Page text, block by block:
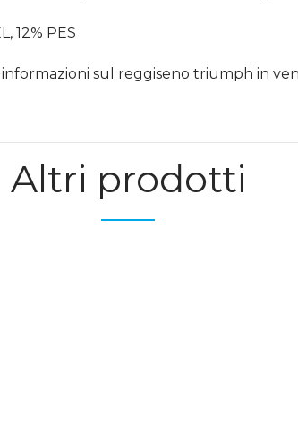
12% PES
sul reggiseno triumph in
Altri prodotti